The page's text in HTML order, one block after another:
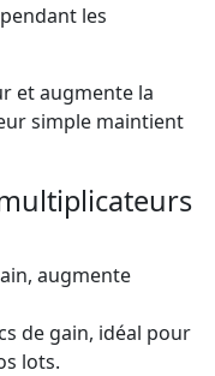
les
et augmente la
simple maintient
augmente
de gain, idéal pour
lots.